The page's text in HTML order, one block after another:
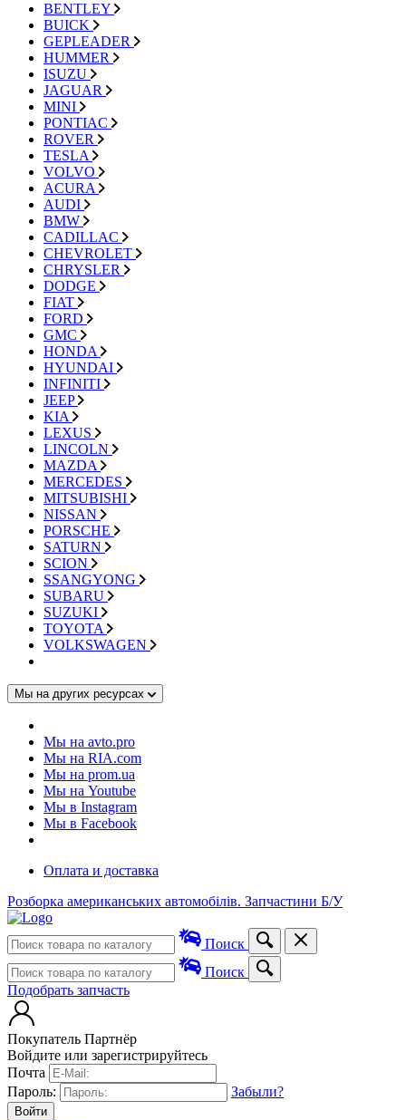
BENTLEY
BUICK
GEPLEADER
HUMMER
ISUZU
JAGUAR
MINI
PONTIAC
ROVER
TESLA
VOLVO
ACURA
AUDI
BMW
CADILLAC
CHEVROLET
CHRYSLER
DODGE
FIAT
FORD
GMC
HONDA
HYUNDAI
INFINITI
JEEP
KIA
LEXUS
LINCOLN
MAZDA
MERCEDES
MITSUBISHI
NISSAN
PORSCHE
SATURN
SCION
SSANGYONG
SUBARU
SUZUKI
TOYOTA
VOLKSWAGEN
Мы на других ресурсах
Мы на avto.pro
Мы на RIA.com
Мы на prom.ua
Мы на Youtube
Мы в Instagram
Мы в Facebook
Оплата и доставка
Розборка американських автомобілів. Запчастини Б/У
Поиск
Поиск
Подобрать запчасть
Покупатель Партнёр
Войдите или зарегистрируйтесь
Почта
Пароль:
Забыли?